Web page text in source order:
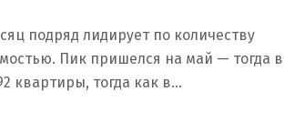
подряд лидирует по количеству
Пик пришелся на май — тогда в
квартиры, тогда как в…